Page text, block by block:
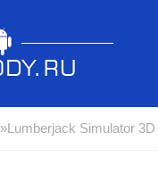
»Lumberjack Simulator 3D